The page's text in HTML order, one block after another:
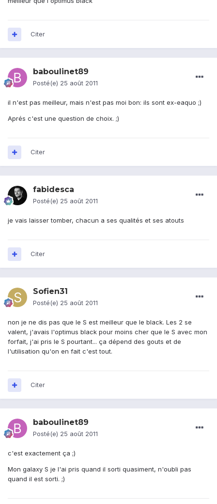
Citer
baboulinet89
Posté(e) 25 août 2011
il n'est pas meilleur, mais n'est pas moi bon: ils sont ex-eaquo ;)
Aprés c'est une question de choix. ;)
Citer
fabidesca
Posté(e) 25 août 2011
je vais laisser tomber, chacun a ses qualités et ses atouts
Citer
Sofien31
Posté(e) 25 août 2011
non je ne dis pas que le S est meilleur que le black. Les 2 se
valent, j'avais l'optimus black pour moins cher que le S avec mon
forfait, j'ai pris le S pourtant... ça dépend des gouts et de
l'utilisation qu'on en fait c'est tout.
Citer
baboulinet89
Posté(e) 25 août 2011
c'est exactement ça ;)
Mon galaxy S je l'ai pris quand il sorti quasiment, n'oubli pas
quand il est sorti. ;)